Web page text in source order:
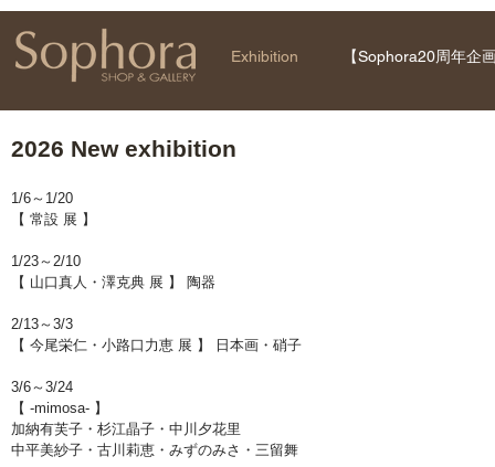
Exhibition 【Sophora20周年企
2026 New exhibition
1/6～1/20
【 常設 展 】
1/23～2/10
【 山口真人・澤克典 展 】 陶器
2/13～3/3
【 今尾栄仁・小路口力恵 展 】 日本画・硝子
3/6～3/24
【 -mimosa- 】
加納有芙子・杉江晶子・中川夕花里
中平美紗子・古川莉恵・みずのみさ・三留舞